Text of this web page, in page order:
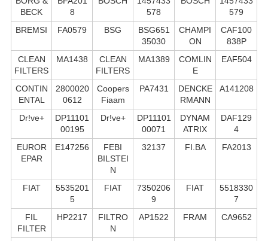
BECK
8
578
579
BREMSI
FA0579 BSG
BSG651
35030
CHAMPI
ON
CAF100
838P
CLEAN
FILTERS
MA1438
CLEAN
FILTERS
MA1389
COMLIN
E
EAF504
CONTIN
ENTAL
2800020
0612
Coopers
Fiaam
PA7431
DENCKE
RMANN
A141208
Dr!ve+
DP11101
00195
Dr!ve+
DP11101
00071
DYNAM
ATRIX
DAF129
4
EUROR
EPAR
E147256
FEBI
BILSTEI
N
32137 FI.BA FA2013
FIAT
5535201
5
FIAT
7350206
9
FIAT
5518330
7
FIL
FILTER
HP2217
FILTRO
N
AP1522 FRAM CA9652